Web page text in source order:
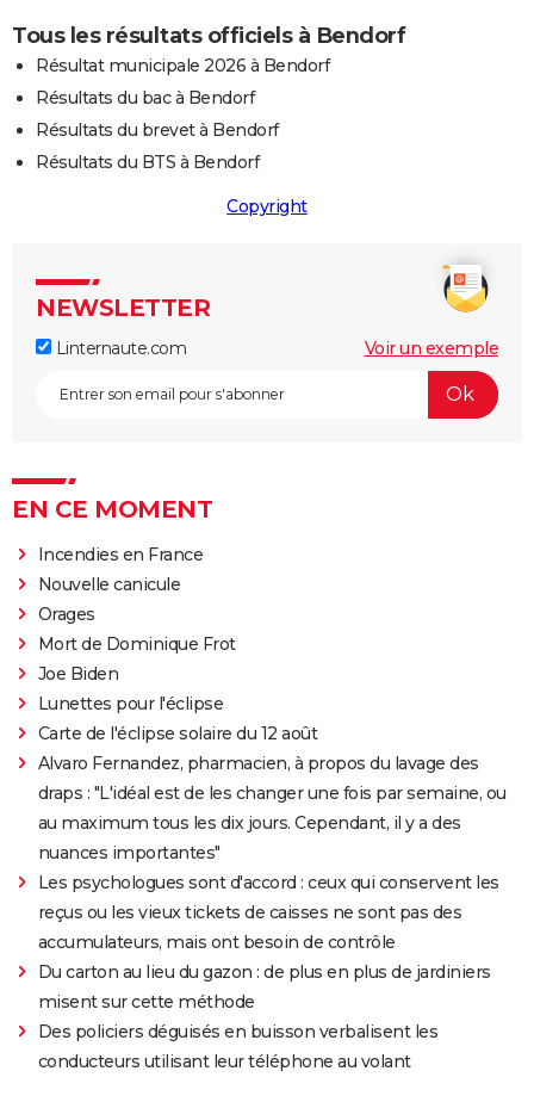
Tous les résultats officiels à Bendorf
Résultat municipale 2026 à Bendorf
Résultats du bac à Bendorf
Résultats du brevet à Bendorf
Résultats du BTS à Bendorf
Copyright
NEWSLETTER
Linternaute.com Voir un exemple
EN CE MOMENT
Incendies en France
Nouvelle canicule
Orages
Mort de Dominique Frot
Joe Biden
Lunettes pour l'éclipse
Carte de l'éclipse solaire du 12 août
Alvaro Fernandez, pharmacien, à propos du lavage des
draps : "L'idéal est de les changer une fois par semaine, ou
au maximum tous les dix jours. Cependant, il y a des
nuances importantes"
Les psychologues sont d'accord : ceux qui conservent les
reçus ou les vieux tickets de caisses ne sont pas des
accumulateurs, mais ont besoin de contrôle
Du carton au lieu du gazon : de plus en plus de jardiniers
misent sur cette méthode
Des policiers déguisés en buisson verbalisent les
conducteurs utilisant leur téléphone au volant